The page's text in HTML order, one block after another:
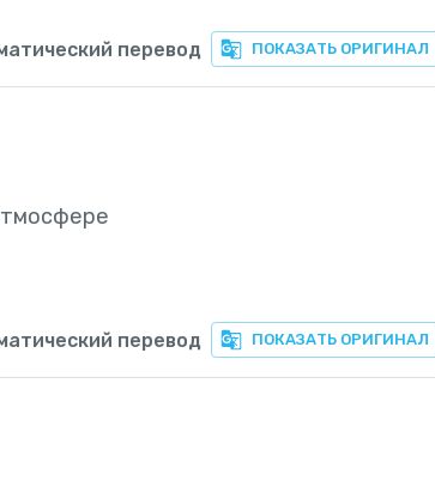
ПОКАЗАТЬ ОРИГИНАЛ
перевод
ПОКАЗАТЬ ОРИГИНАЛ
перевод